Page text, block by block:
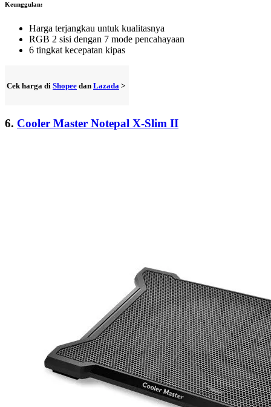
Keunggulan:
Harga terjangkau untuk kualitasnya
RGB 2 sisi dengan 7 mode pencahayaan
6 tingkat kecepatan kipas
Cek harga di Shopee dan Lazada >
6. Cooler Master Notepal X-Slim II